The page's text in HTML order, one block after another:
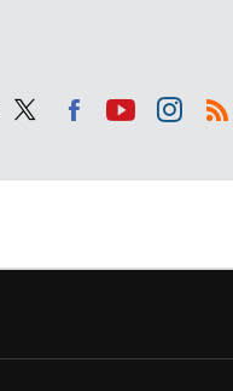
ter
ebo tub agr